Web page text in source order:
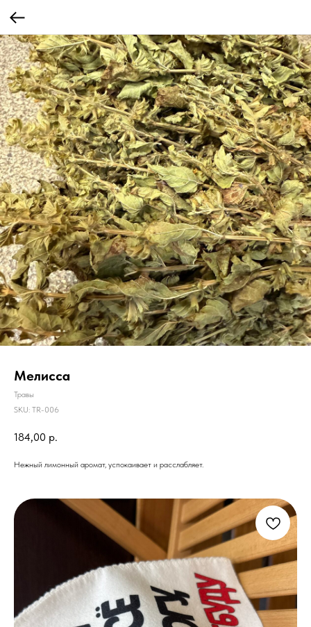
Мелисса
Травы
SKU: TR-006
184,00 р.
Нежный лимонный аромат, успокаивает и расслабляет.